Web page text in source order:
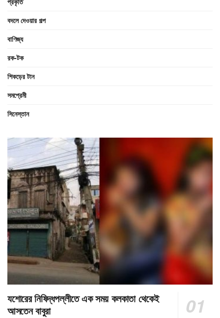
বদলে দেওয়ার গল্প
বাণিজ্য
রক-টক
শিকড়ের টান
সমপ্রেমী
সিনেস্তান
যশোরের নিষিদ্ধপল্লীতে এক সময় কলকাতা থেকেই
আসতেন বাবুরা